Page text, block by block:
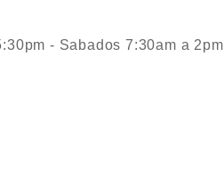
- Sabados 7:30am a 2pm